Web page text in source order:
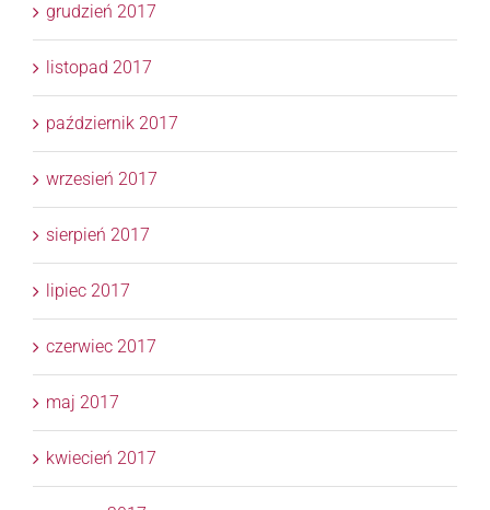
grudzień 2017
listopad 2017
październik 2017
wrzesień 2017
sierpień 2017
lipiec 2017
czerwiec 2017
maj 2017
kwiecień 2017